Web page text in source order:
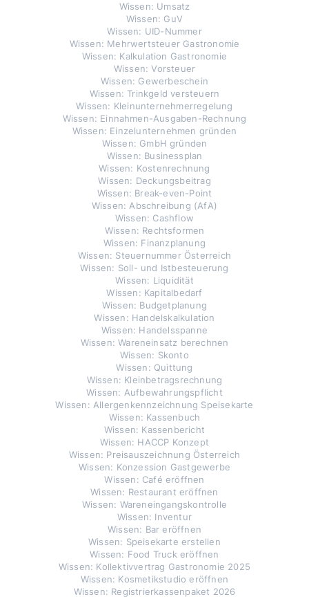
Wissen: Umsatz
Wissen: GuV
Wissen: UID-Nummer
Wissen: Mehrwertsteuer Gastronomie
Wissen: Kalkulation Gastronomie
Wissen: Vorsteuer
Wissen: Gewerbeschein
Wissen: Trinkgeld versteuern
Wissen: Kleinunternehmerregelung
Wissen: Einnahmen-Ausgaben-Rechnung
Wissen: Einzelunternehmen gründen
Wissen: GmbH gründen
Wissen: Businessplan
Wissen: Kostenrechnung
Wissen: Deckungsbeitrag
Wissen: Break-even-Point
Wissen: Abschreibung (AfA)
Wissen: Cashflow
Wissen: Rechtsformen
Wissen: Finanzplanung
Wissen: Steuernummer Österreich
Wissen: Soll- und Istbesteuerung
Wissen: Liquidität
Wissen: Kapitalbedarf
Wissen: Budgetplanung
Wissen: Handelskalkulation
Wissen: Handelsspanne
Wissen: Wareneinsatz berechnen
Wissen: Skonto
Wissen: Quittung
Wissen: Kleinbetragsrechnung
Wissen: Aufbewahrungspflicht
Wissen: Allergenkennzeichnung Speisekarte
Wissen: Kassenbuch
Wissen: Kassenbericht
Wissen: HACCP Konzept
Wissen: Preisauszeichnung Österreich
Wissen: Konzession Gastgewerbe
Wissen: Café eröffnen
Wissen: Restaurant eröffnen
Wissen: Wareneingangskontrolle
Wissen: Inventur
Wissen: Bar eröffnen
Wissen: Speisekarte erstellen
Wissen: Food Truck eröffnen
Wissen: Kollektivvertrag Gastronomie 2025
Wissen: Kosmetikstudio eröffnen
Wissen: Registrierkassenpaket 2026